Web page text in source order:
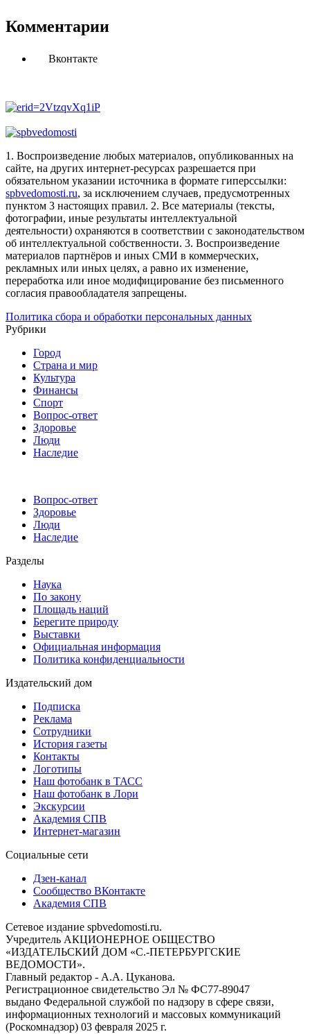
Комментарии
Вконтакте
1. Воспроизведение любых материалов, опубликованных на
сайте, на других интернет-ресурсах разрешается при
обязательном указании источника в формате гиперссылки:
spbvedomosti.ru, за исключением случаев, предусмотренных
пунктом 3 настоящих правил. 2. Все материалы (тексты,
фотографии, иные результаты интеллектуальной
деятельности) охраняются в соответствии с законодательством
об интеллектуальной собственности. 3. Воспроизведение
материалов партнёров и иных СМИ в коммерческих,
рекламных или иных целях, а равно их изменение,
переработка или иное модифицирование без письменного
согласия правообладателя запрещены.
Политика сбора и обработки персональных данных
Рубрики
Город
Страна и мир
Культура
Финансы
Спорт
Вопрос-ответ
Здоровье
Люди
Наследие
Вопрос-ответ
Здоровье
Люди
Наследие
Разделы
Наука
По закону
Площадь наций
Берегите природу
Выставки
Официальная информация
Политика конфиденциальности
Издательский дом
Подписка
Реклама
Сотрудники
История газеты
Контакты
Логотипы
Наш фотобанк в ТАСС
Наш фотобанк в Лори
Экскурсии
Академия СПВ
Интернет-магазин
Социальные сети
Дзен-канал
Сообщество ВКонтакте
Академия СПВ
Сетевое издание spbvedomosti.ru.
Учредитель АКЦИОНЕРНОЕ ОБЩЕСТВО
«ИЗДАТЕЛЬСКИЙ ДОМ «С.-ПЕТЕРБУРГСКИЕ
ВЕДОМОСТИ».
Главный редактор - А.А. Цуканова.
Регистрационное свидетельство Эл № ФС77-89047
выдано Федеральной службой по надзору в сфере связи,
информационных технологий и массовых коммуникаций
(Роскомнадзор) 03 февраля 2025 г.